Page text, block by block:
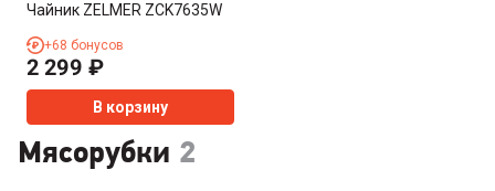
Чайник ZELMER ZCK7635W
+68 бонусов
2 299 ₽
В корзину
Мясорубки 2